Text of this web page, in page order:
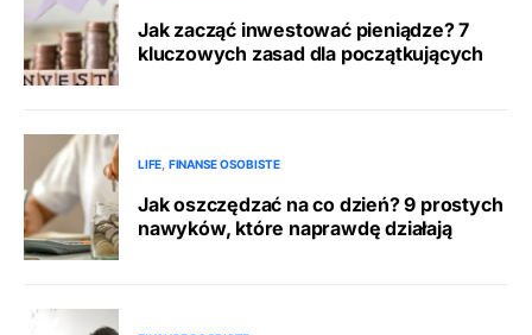
Jak zacząć inwestować pieniądze? 7
kluczowych zasad dla początkujących
LIFE FINANSE OSOBISTE
Jak oszczędzać na co dzień? 9 prostych
nawyków, które naprawdę działają